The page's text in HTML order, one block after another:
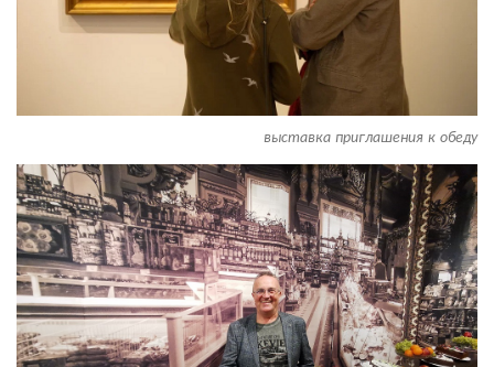
выставка приглашения к обеду